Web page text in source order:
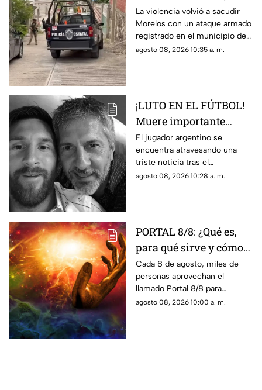
ejecutan a un hombre
en Jojutla
La violencia volvió a sacudir
Morelos con un ataque armado
registrado en el municipio de
Jojutla.
agosto 08, 2026 10:35 a. m.
¡LUTO EN EL FÚTBOL!
Muere importante
figura de la familia
MESSI; así dieron a
conocer la noticia
El jugador argentino se
encuentra atravesando una
triste noticia tras el
fallecimiento de su padre.
agosto 08, 2026 10:28 a. m.
PORTAL 8/8: ¿Qué es,
para qué sirve y cómo
manifestar
correctamente?
Cada 8 de agosto, miles de
personas aprovechan el
llamado Portal 8/8 para
reflexionar, pedir y establecer
agosto 08, 2026 10:00 a. m.